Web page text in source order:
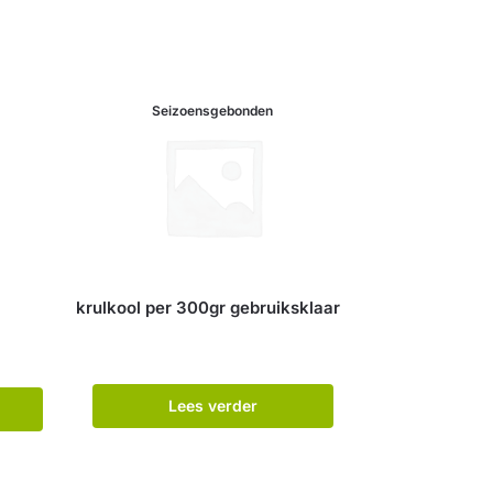
Seizoensgebonden
krulkool per 300gr gebruiksklaar
Lees verder